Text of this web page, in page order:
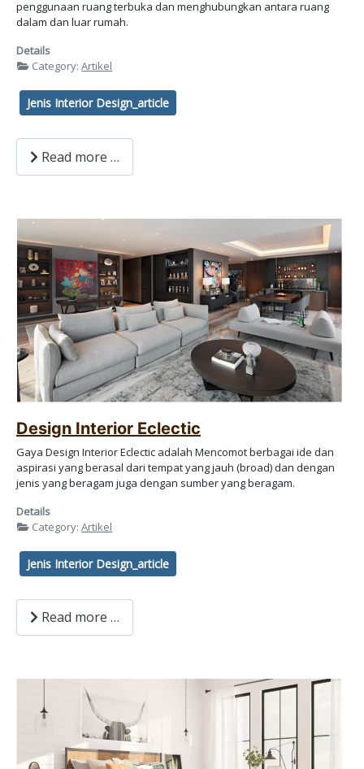
penggunaan ruang terbuka dan menghubungkan antara ruang
dalam dan luar rumah.
Details
Category:Artikel
Jenis Interior Design_article
Read more …
Design Interior Eclectic
Gaya Design Interior Eclectic adalah Mencomot berbagai ide dan
aspirasi yang berasal dari tempat yang jauh (broad) dan dengan
jenis yang beragam juga dengan sumber yang beragam.
Details
Category:Artikel
Jenis Interior Design_article
Read more …